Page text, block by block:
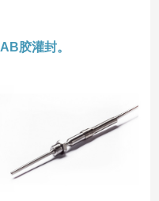
AB胶灌封。